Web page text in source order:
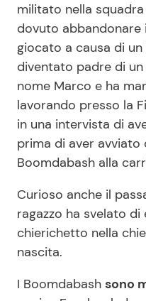
militato nella
dovuto
giocato a causa di
diventato padre di
nome Marco e ha
lavorando presso la
in una intervista di
prima di aver avviato
Boomdabash alla
Curioso anche il
ragazzo ha svelato
chierichetto nella
nascita.
I Boomdabash sono